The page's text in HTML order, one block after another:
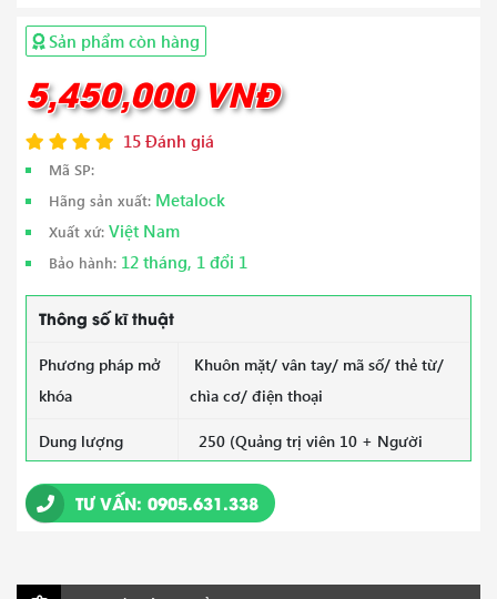
Sản phẩm còn hàng
5,450,000 VNĐ
15 Đánh giá
Mã SP:
Hãng sản xuất: Metalock
Xuất xứ: Việt Nam
Bảo hành: 12 tháng, 1 đổi 1
Thông số kĩ thuật
Phương pháp mở
khóa
Khuôn mặt/ vân tay/ mã số/ thẻ từ/
chìa cơ/ điện thoại
Dung lượng
250 (Quảng trị viên 10 + Người
Dữ liệu người
Face 50/Vân tay 100/Mật khẩu + Thẻ
Loại vân tay Cảm biến vân tay bán dẫn
TƯ VẤN: 0905.631.338